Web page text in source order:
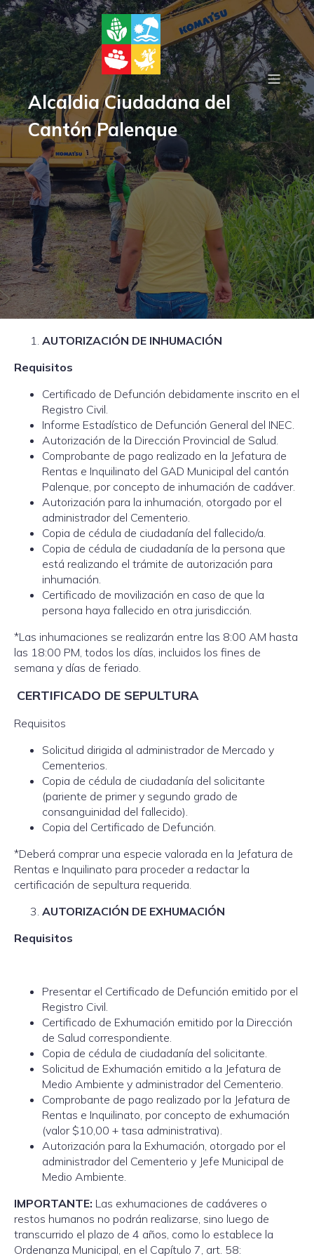
Alcaldia Ciudadana del
Cantón Palenque
Gorbierno Autónomo
Descentralizado del Cantón
Palenque
AUTORIZACIÓN DE INHUMACIÓN
Requisitos
Certificado de Defunción debidamente inscrito en el
Registro Civil.
Informe Estadístico de Defunción General del INEC.
Autorización de la Dirección Provincial de Salud.
Comprobante de pago realizado en la Jefatura de
Rentas e Inquilinato del GAD Municipal del cantón
Palenque, por concepto de inhumación de cadáver.
Autorización para la inhumación, otorgado por el
administrador del Cementerio.
Copia de cédula de ciudadanía del fallecido/a.
Copia de cédula de ciudadanía de la persona que
está realizando el trámite de autorización para
inhumación.
Certificado de movilización en caso de que la
persona haya fallecido en otra jurisdicción.
*Las inhumaciones se realizarán entre las 8:00 AM hasta
las 18:00 PM, todos los días, incluidos los fines de
semana y días de feriado.
CERTIFICADO DE SEPULTURA
Requisitos
Solicitud dirigida al administrador de Mercado y
Cementerios.
Copia de cédula de ciudadanía del solicitante
(pariente de primer y segundo grado de
consanguinidad del fallecido).
Copia del Certificado de Defunción.
*Deberá comprar una especie valorada en la Jefatura de
Rentas e Inquilinato para proceder a redactar la
certificación de sepultura requerida.
AUTORIZACIÓN DE EXHUMACIÓN
Requisitos
Presentar el Certificado de Defunción emitido por el
Registro Civil.
Certificado de Exhumación emitido por la Dirección
de Salud correspondiente.
Copia de cédula de ciudadanía del solicitante.
Solicitud de Exhumación emitido a la Jefatura de
Medio Ambiente y administrador del Cementerio.
Comprobante de pago realizado por la Jefatura de
Rentas e Inquilinato, por concepto de exhumación
(valor $10,00 + tasa administrativa).
Autorización para la Exhumación, otorgado por el
administrador del Cementerio y Jefe Municipal de
Medio Ambiente.
IMPORTANTE: Las exhumaciones de cadáveres o
restos humanos no podrán realizarse, sino luego de
transcurrido el plazo de 4 años, como lo establece la
Ordenanza Municipal, en el Capítulo 7, art. 58: